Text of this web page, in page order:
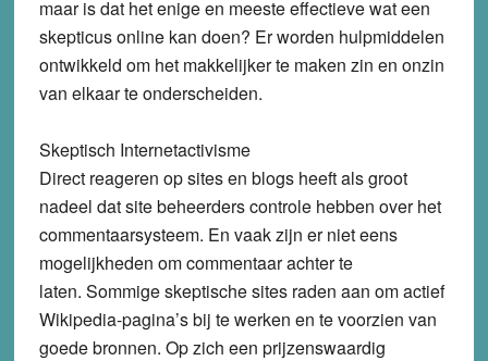
maar is dat het enige en meeste effectieve wat een
skepticus online kan doen? Er worden hulpmiddelen
ontwikkeld om het makkelijker te maken zin en onzin
van elkaar te onderscheiden.
Skeptisch Internetactivisme
Direct reageren op sites en blogs heeft als groot
nadeel dat site beheerders controle hebben over het
commentaarsysteem. En vaak zijn er niet eens
mogelijkheden om commentaar achter te
laten. Sommige skeptische sites raden aan om actief
Wikipedia-pagina’s bij te werken en te voorzien van
goede bronnen. Op zich een prijzenswaardig